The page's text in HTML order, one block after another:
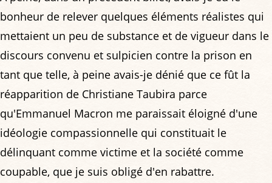
bonheur de relever quelques éléments réalistes qui
mettaient un peu de substance et de vigueur dans le
discours convenu et sulpicien contre la prison en
tant que telle, à peine avais-je dénié que ce fût la
réapparition de Christiane Taubira parce
qu'Emmanuel Macron me paraissait éloigné d'une
idéologie compassionnelle qui constituait le
délinquant comme victime et la société comme
coupable, que je suis obligé d'en rabattre.